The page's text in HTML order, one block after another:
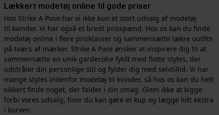
Lækkert modetøj online til gode priser
Hos Strike A Pose har vi ikke kun et stort udvalg af modetøj
til kvinder. Vi har også et bredt prisspænd. Hos os kan du finde
modetøj online i flere prisklasser og sammensætte lækre outfits
på tværs af mærker. Strike A Pose ønsker at inspirere dig til at
sammensætte en unik garderobe fyldt med flotte styles, der
udstråler din personlige stil og fylder dig med selvtillid. Vi har
mange styles indenfor modetøj til kvinder, så hos os kan du helt
sikkert finde noget, der falder i din smag. Glem ikke at kigge
forbi vores udsalg, hvor du kan gøre et kup og lægge lidt ekstra
i kurven.